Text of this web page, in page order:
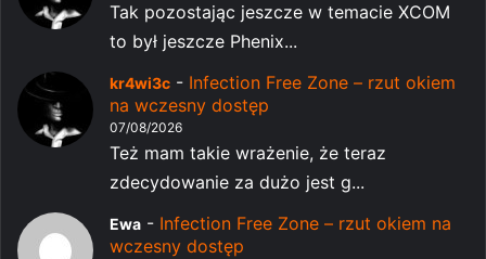
Tak pozostając jeszcze w temacie XCOM
to był jeszcze Phenix...
kr4wi3c - Infection Free Zone – rzut okiem
na wczesny dostęp
07/08/2026
Też mam takie wrażenie, że teraz
zdecydowanie za dużo jest g...
Ewa - Infection Free Zone – rzut okiem na
wczesny dostęp